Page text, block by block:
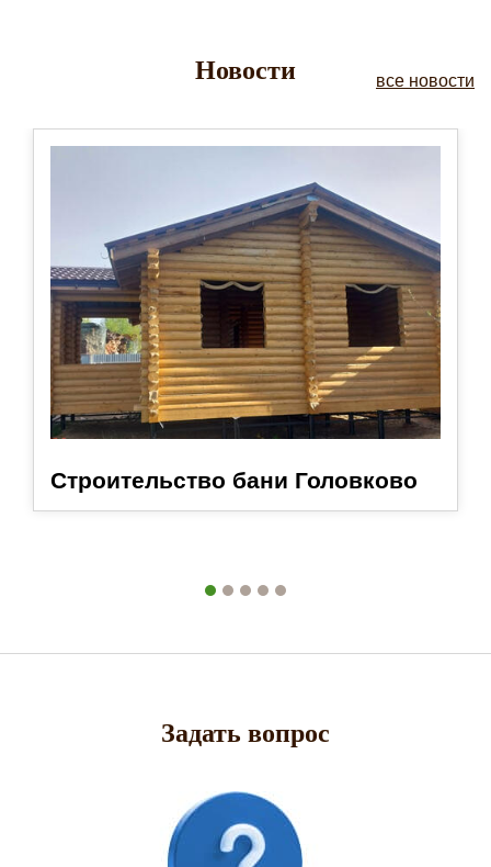
Новости все новости
Строительство бани Головково
Задать вопрос